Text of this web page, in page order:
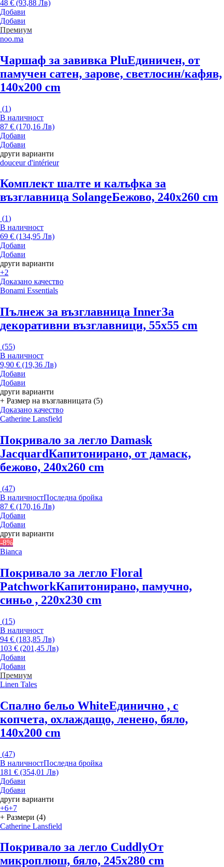
48 € (93,88 Лв)
Добави
Добави
Премиум
noo.ma
Чаршаф за завивка PluЕдиничен, от
памучен сатен, зарове, светлосин/кафяв,
140x200 cm
(1)
В наличност
87 € (170,16 Лв)
Добави
Добави
други варианти
douceur d'intérieur
Комплект шалте и калъфка за
възглавница SolangeБежово, 240x260 cm
(1)
В наличност
69 € (134,95 Лв)
Добави
Добави
други варианти
+2
Доказано качество
Bonami Essentials
Пълнеж за възглавница InnerЗа
декоративни възглавници, 55x55 cm
(55)
В наличност
9,90 € (19,36 Лв)
Добави
Добави
други варианти
+ Размер на възглавницата (5)
Доказано качество
Catherine Lansfield
Покривало за легло Damask
JacquardКапитонирано, от дамаск,
бежово, 240x260 cm
(47)
В наличностПоследна бройка
87 € (170,16 Лв)
Добави
Добави
други варианти
-8%
Bianca
Покривало за легло Floral
PatchworkКапитонирано, памучно,
синьо , 220x230 cm
(15)
В наличност
94 € (183,85 Лв)
103 € (201,45 Лв)
Добави
Добави
Премиум
Linen Tales
Спално бельо WhiteЕдинично , с
копчета, охлаждащо, ленено, бяло,
140x200 cm
(47)
В наличностПоследна бройка
181 € (354,01 Лв)
Добави
Добави
други варианти
+6+7
+ Размери (4)
Catherine Lansfield
Покривало за легло CuddlyОт
микроплюш, бяло, 245x280 cm